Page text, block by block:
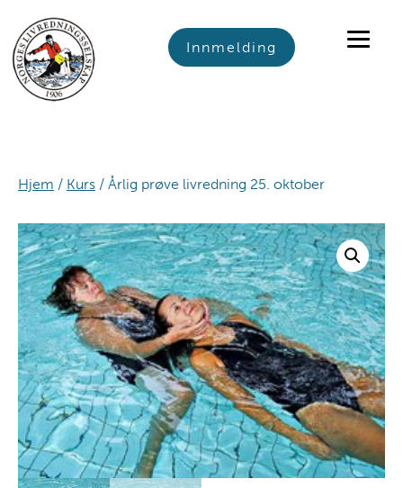
primary
navigation
main
content
footer
Innmelding
Hjem / Kurs / Årlig prøve livredning 25. oktober